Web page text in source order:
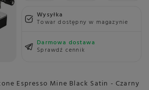
Wysyłka
Towar dostępny w magazynie
Darmowa dostawa
Sprawdź cennik
Espresso Mine Black Satin - Czarny